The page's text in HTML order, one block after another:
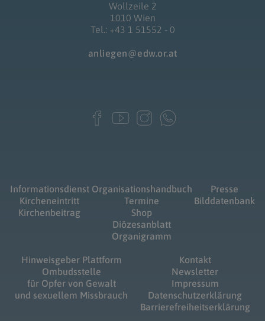
Wollzeile 2
1010 Wien
Tel.: +43 1 51552 - 0
anliegen@edw.or.at
Informationsdienst
Kircheneintritt
Kirchenbeitrag
Organisationshandbuch
Termine
Shop
Diözesanblatt
Organigramm
Presse
Bilddatenbank
Hinweisgeber Plattform
Ombudsstelle
für Opfer von Gewalt
und sexuellem Missbrauch
Kontakt
Newsletter
Impressum
Datenschutzerklärung
Barrierefreiheitserklärung